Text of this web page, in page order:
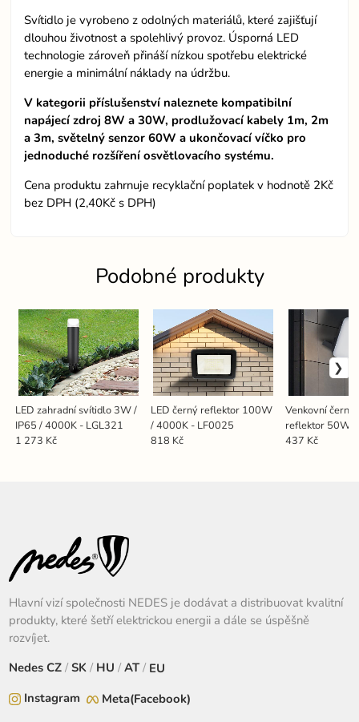
Svítidlo je vyrobeno z odolných materiálů, které zajišťují
dlouhou životnost a spolehlivý provoz. Úsporná LED
technologie zároveň přináší nízkou spotřebu elektrické
energie a minimální náklady na údržbu.
V kategorii příslušenství naleznete kompatibilní
napájecí zdroj 8W a 30W, prodlužovací kabely 1m, 2m
a 3m, světelný senzor 60W a ukončovací víčko pro
jednoduché rozšíření osvětlovacího systému.
Cena produktu zahrnuje recyklační poplatek v hodnotě 2Kč
bez DPH (2,40Kč s DPH)
Podobné produkty
LED zahradní svítidlo 3W /
IP65 / 4000K - LGL321
1 273 Kč
LED černý reflektor 100W
/ 4000K - LF0025
818 Kč
Venkovní černý
reflektor 50W
LF7024
437 Kč
Hlavní vizí společnosti NEDES je dodávat a distribuovat kvalitní
produkty, které šetří elektrickou energii a dále se úspěšně
rozvíjet.
NedesCZ/SK/HU /AT/ EU
Instagram
Meta(Facebook)